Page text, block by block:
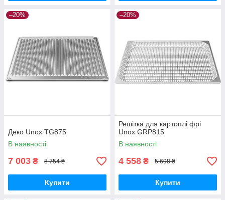
–20%
Деко Unox TG875
В наявності
7 003 ₴ 8 754 ₴
Купити
–20%
Решітка для картоплі фрі
Unox GRP815
В наявності
4 558 ₴ 5 698 ₴
Купити